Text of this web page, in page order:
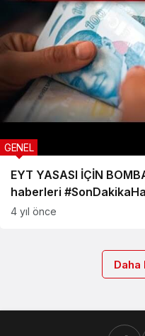
EYT YASASI İÇİN
haberleri
GENEL
4 yıl önce
Daha